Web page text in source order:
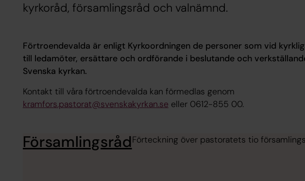
kyrkoråd, församlingsråd och valnämnd.
Förtroendevalda är enligt Kyrkoordningen de personer som vid
till ledamöter, ersättare och ordförande i beslutande och
Svenska kyrkan.
Kontakt till våra förtroendevalda kan förmedlas genom
kramfors.pastorat@svenskakyrkan.se eller 0612-855 00.
FörsamlingsrådFörteckning över pastoratets tio